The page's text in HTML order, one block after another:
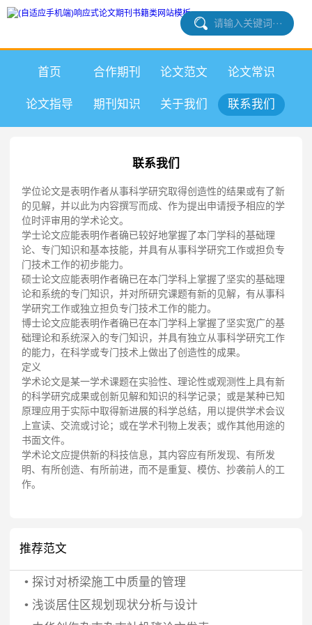
首页 合作期刊 论文范文 论文常识
论文指导 期刊知识 关于我们 联系我们
联系我们
学位论文是表明作者从事科学研究取得创造性的结果或有了新
的见解，并以此为内容撰写而成、作为提出申请授予相应的学
位时评审用的学术论文。
学士论文应能表明作者确已较好地掌握了本门学科的基础理
论、专门知识和基本技能，并具有从事科学研究工作或担负专
门技术工作的初步能力。
硕士论文应能表明作者确已在本门学科上掌握了坚实的基础理
论和系统的专门知识，并对所研究课题有新的见解，有从事科
学研究工作或独立担负专门技术工作的能力。
博士论文应能表明作者确已在本门学科上掌握了坚实宽广的基
础理论和系统深入的专门知识，并具有独立从事科学研究工作
的能力，在科学或专门技术上做出了创造性的成果。
定义
学术论文是某一学术课题在实验性、理论性或观测性上具有新
的科学研究成果或创新见解和知识的科学记录；或是某种已知
原理应用于实际中取得新进展的科学总结，用以提供学术会议
上宣读、交流或讨论；或在学术刊物上发表；或作其他用途的
书面文件。
学术论文应提供新的科技信息，其内容应有所发现、有所发
明、有所创造、有所前进，而不是重复、模仿、抄袭前人的工
作。
推荐范文
• 探讨对桥梁施工中质量的管理
• 浅谈居住区规划现状分析与设计